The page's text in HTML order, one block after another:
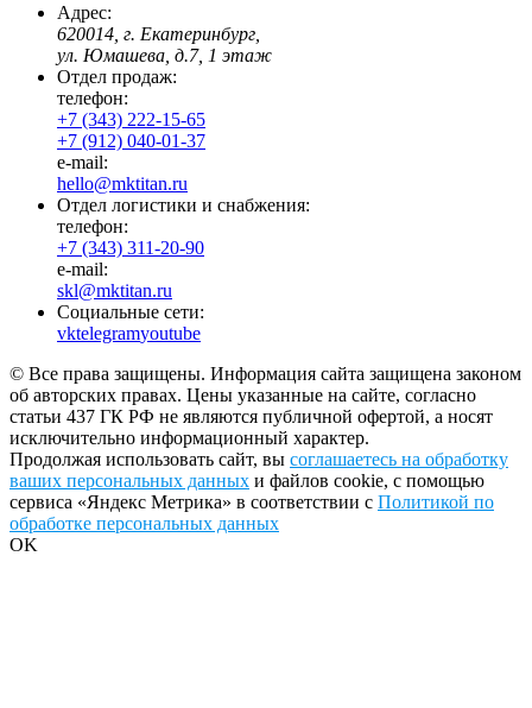
Адрес:
620014, г. Екатеринбург,
ул. Юмашева, д.7, 1 этаж
Отдел продаж:
телефон:
+7 (343) 222-15-65
+7 (912) 040-01-37
e-mail:
hello@mktitan.ru
Отдел логистики и снабжения:
телефон:
+7 (343) 311-20-90
e-mail:
skl@mktitan.ru
Социальные сети:
vktelegramyoutube
© Все права защищены. Информация сайта защищена законом
об авторских правах. Цены указанные на сайте, согласно
статьи 437 ГК РФ не являются публичной офертой, а носят
исключительно информационный характер.
Продолжая использовать сайт, вы соглашаетесь на обработку
ваших персональных данных и файлов cookie, с помощью
сервиса «Яндекс Метрика» в соответствии с Политикой по
обработке персональных данных
OK